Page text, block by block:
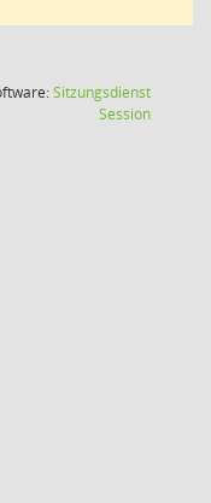
Sitzungsdienst
Session(Wird in